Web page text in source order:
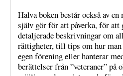
Halva boken består också av
själv gör för att påverka, för
detaljerade beskrivningar om
rättigheter, till tips om hur
egen förening eller hanterar
berättelser från ”veteraner”